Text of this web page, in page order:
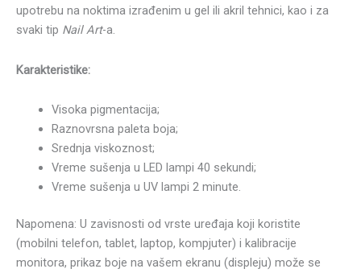
upotrebu na noktima izrađenim u gel ili akril tehnici, kao i za
svaki tip Nail Art-a.
Karakteristike:
Visoka pigmentacija;
Raznovrsna paleta boja;
Srednja viskoznost;
Vreme sušenja u LED lampi 40 sekundi;
Vreme sušenja u UV lampi 2 minute.
Napomena: U zavisnosti od vrste uređaja koji koristite
(mobilni telefon, tablet, laptop, kompjuter) i kalibracije
monitora, prikaz boje na vašem ekranu (displeju) može se